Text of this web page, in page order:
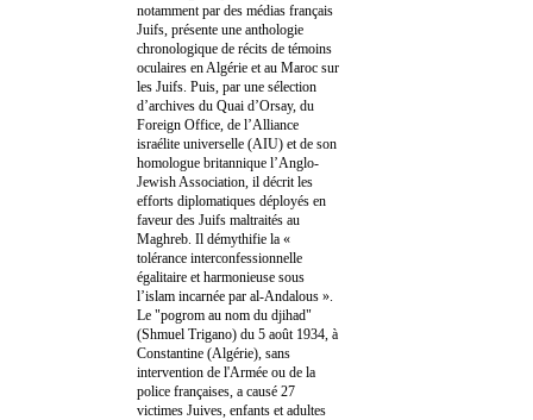
notamment par des médias français
Juifs, présente une anthologie
chronologique de récits de témoins
oculaires en Algérie et au Maroc sur
les Juifs. Puis, par une sélection
d’archives du Quai d’Orsay, du
Foreign Office, de l’Alliance
israélite universelle (AIU) et de son
homologue britannique l’Anglo-
Jewish Association, il décrit les
efforts diplomatiques déployés en
faveur des Juifs maltraités au
Maghreb. Il démythifie la «
tolérance interconfessionnelle
égalitaire et harmonieuse sous
l’islam incarnée par al-Andalous ».
Le "pogrom au nom du djihad"
(Shmuel Trigano) du 5 août 1934, à
Constantine (Algérie), sans
intervention de l'Armée ou de la
police françaises, a causé 27
victimes Juives, enfants et adultes